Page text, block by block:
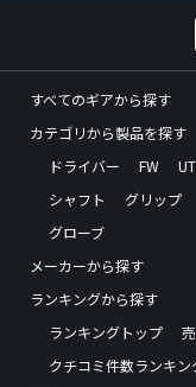
すべてのギアから探す
カテゴリから製品を探す
ドライバー
FW UT
シャフト
グリップ
グローブ
メーカーから探す
ランキングから探す
ランキングトップ
クチコミ件数ランキン